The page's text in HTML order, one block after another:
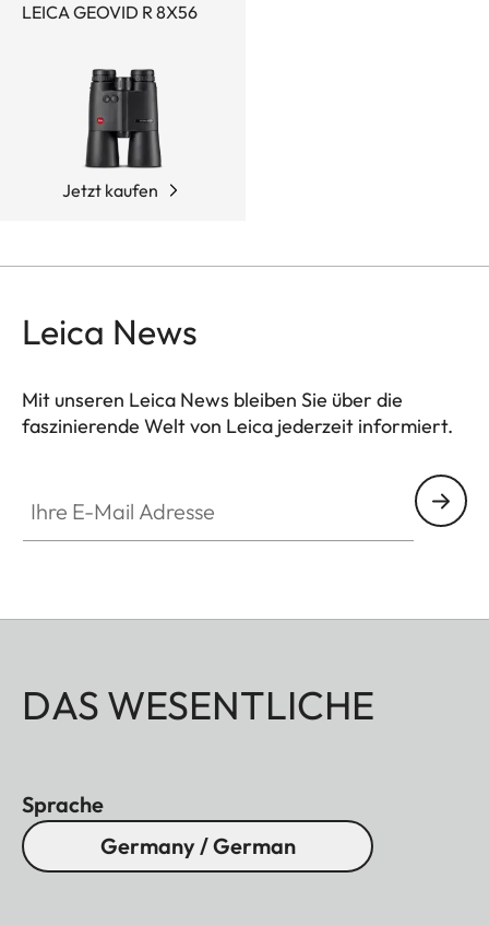
LEICA GEOVID R 8X56
Jetzt kaufen
Leica News
Mit unseren Leica News bleiben Sie über die
faszinierende Welt von Leica jederzeit informiert.
DAS WESENTLICHE
Sprache
Germany / German